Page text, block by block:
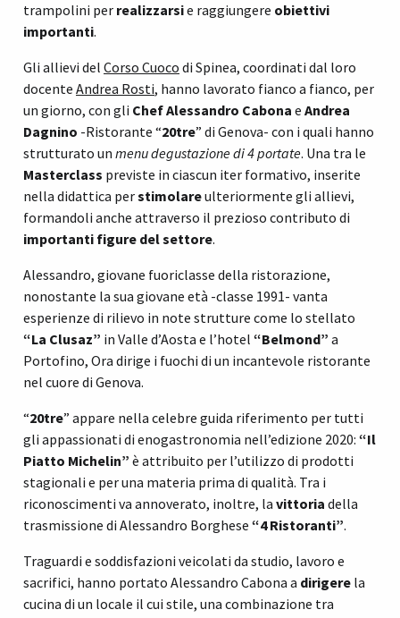
trampolini per realizzarsie raggiungere obiettivi
importanti.
Gli allievi del Corso Cuoco di Spinea, coordinati dal loro
docente Andrea Rosti, hanno lavorato fianco a fianco, per
un giorno, con gli Chef Alessandro Cabona e Andrea
Dagnino -Ristorante “20tre” di Genova- con i quali hanno
strutturato un menu degustazione di 4 portate. Una tra le
Masterclass previste in ciascun iter formativo, inserite
nella didattica perstimolareulteriormente gli allievi,
formandoli anche attraverso il prezioso contributo di
importanti figure del settore.
Alessandro, giovane fuoriclasse della ristorazione,
nonostante la sua giovane età -classe 1991- vanta
esperienze di rilievo in note strutture come lo stellato
“La Clusaz” in Valle d’Aosta e l’hotel “Belmond” a
Portofino, Ora dirige i fuochi di un incantevole ristorante
nel cuore di Genova.
“20tre” appare nella celebre guida riferimento per tutti
gli appassionati di enogastronomia nell’edizione 2020: “Il
Piatto Michelin” è attribuito per l’utilizzo di prodotti
stagionali e per una materia prima di qualità. Tra i
riconoscimenti va annoverato, inoltre, la vittoria della
trasmissione di Alessandro Borghese “4 Ristoranti”.
Traguardi e soddisfazioni veicolati da studio, lavoro e
sacrifici, hanno portato Alessandro Cabona a dirigere la
cucina di un locale il cui stile, una combinazione tra